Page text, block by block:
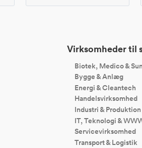
Virksomheder til
Biotek, Medico &
Bygge & Anlæg
Energi & Cleantech
Handelsvirksomhed
Industri & Produktion
IT, Teknologi &
Servicevirksomhed
Transport & Logistik